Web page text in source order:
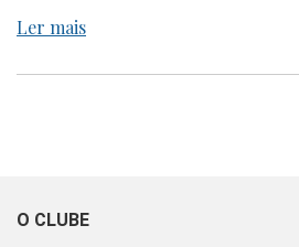
Ler mais
O CLUBE